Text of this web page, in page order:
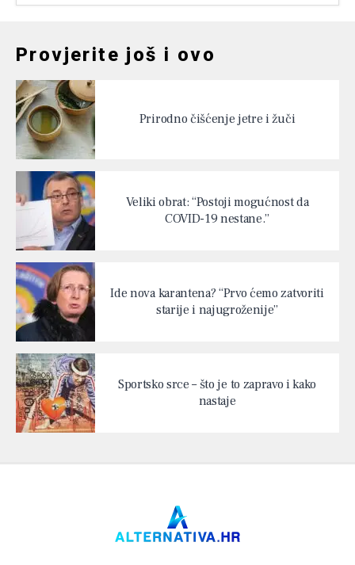
Provjerite još i ovo
Prirodno čišćenje jetre i žuči
Veliki obrat: “Postoji mogućnost da
COVID-19 nestane.”
Ide nova karantena? “Prvo ćemo zatvoriti
starije i najugroženije”
Sportsko srce – što je to zapravo i kako
nastaje